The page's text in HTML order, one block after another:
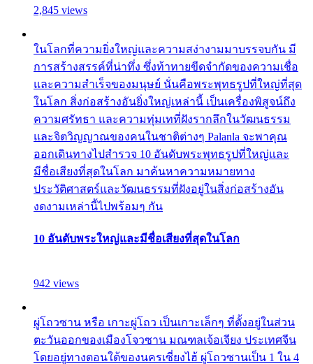
2,845 views
ในโลกที่ความยิ่งใหญ่และความสง่างามมาบรรจบกัน มี
การสร้างสรรค์ที่น่าทึ่ง ซึ่งท้าทายขีดจำกัดของความเชื่อ
และความสำเร็จของมนุษย์ นั่นคือพระพุทธรูปที่ใหญ่ที่สุด
ในโลก สิ่งก่อสร้างอันยิ่งใหญ่เหล่านี้ เป็นเครื่องพิสูจน์ถึง
ความศรัทธา และความทุ่มเทที่ฝังรากลึกในวัฒนธรรม
และจิตวิญญาณของคนในชาติต่างๆ Palanla จะพาคุณ
ออกเดินทางไปสำรวจ 10 อันดับพระพุทธรูปที่ใหญ่และ
มีชื่อเสียงที่สุดในโลก มาค้นหาความหมายทาง
ประวัติศาสตร์และวัฒนธรรมที่ฝังอยู่ในสิ่งก่อสร้างอัน
งดงามเหล่านี้ไปพร้อมๆ กัน
10 อันดับพระใหญ่และมีชื่อเสียงที่สุดในโลก
942 views
ผู่โถวซาน หรือ เกาะผู่โถว เป็นเกาะเล็กๆ ที่ตั้งอยู่ในส่วน
ตะวันออกของเมืองโจวซาน มณฑลเจ้อเจียง ประเทศจีน
โดยอยู่ทางตอนใต้ของนครเซี่ยงไฮ้ ผู่โถวซานเป็น 1 ใน 4